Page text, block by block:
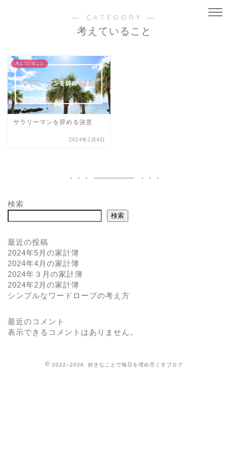
― CATEGORY ―
考えていること
考えていること
サラリーマンを辞める決意
2024年2月4日
検索
検索
最近の投稿
2024年5月の家計簿
2024年4月の家計簿
2024年３月の家計簿
2024年2月の家計簿
シンプルなワードローブの考え方
最近のコメント
表示できるコメントはありません。
2022–2026 好きなことで毎日を埋め尽くすブログ